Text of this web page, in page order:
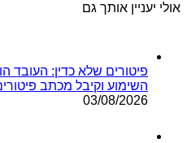
אולי יעניין אותך גם
פיטורים שלא כדין: העובד
השימוע וקיבל מכתב
03/08/2026